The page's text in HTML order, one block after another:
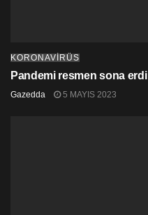
KORONAVİRÜS
Pandemi resmen sona erdi
Gazedda 5 MAYIS 2023